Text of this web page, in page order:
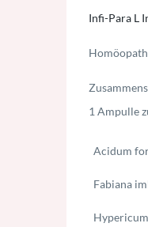
Infi-Para L
1 Ampulle
Acidum
Fabiana